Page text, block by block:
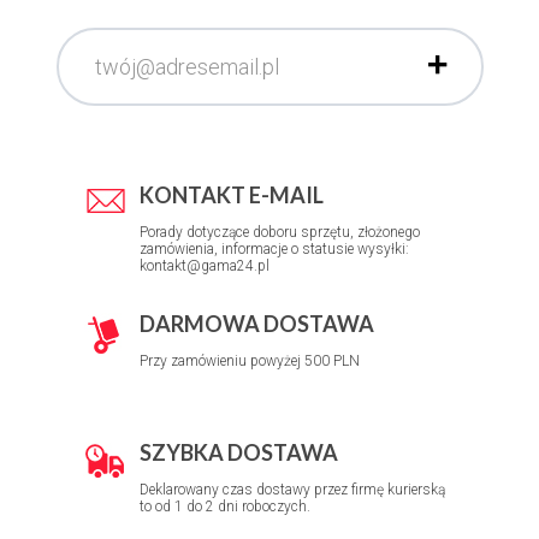
KONTAKT E-MAIL
Porady dotyczące doboru sprzętu, złożonego
zamówienia, informacje o statusie wysyłki:
kontakt@gama24.pl
DARMOWA DOSTAWA
Przy zamówieniu powyżej 500 PLN
SZYBKA DOSTAWA
Deklarowany czas dostawy przez firmę kurierską
to od 1 do 2 dni roboczych.